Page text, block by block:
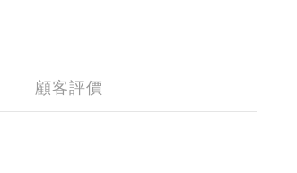
顧客評價